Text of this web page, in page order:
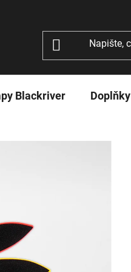
Blackriver Doplňky